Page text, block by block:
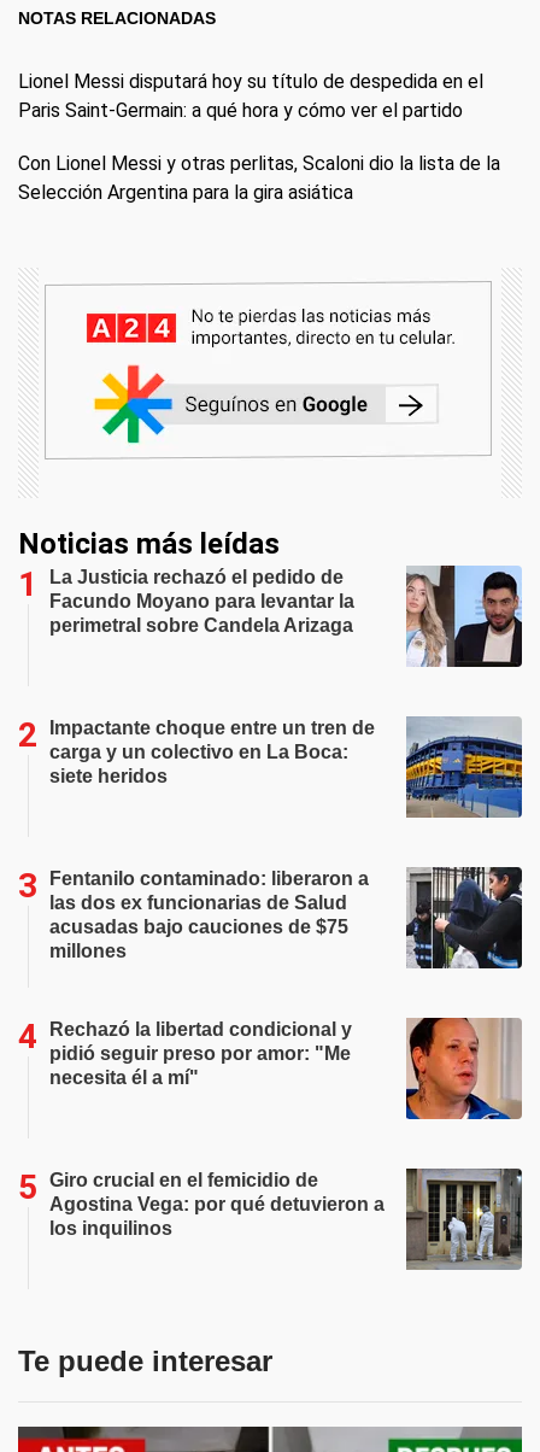
NOTAS RELACIONADAS
Lionel Messi disputará hoy su título de despedida en el
Paris Saint-Germain: a qué hora y cómo ver el partido
Con Lionel Messi y otras perlitas, Scaloni dio la lista de la
Selección Argentina para la gira asiática
Noticias más leídas
La Justicia rechazó el pedido de
Facundo Moyano para levantar la
perimetral sobre Candela Arizaga
Impactante choque entre un tren de
carga y un colectivo en La Boca:
siete heridos
Fentanilo contaminado: liberaron a
las dos ex funcionarias de Salud
acusadas bajo cauciones de $75
millones
Rechazó la libertad condicional y
pidió seguir preso por amor: "Me
necesita él a mí"
Giro crucial en el femicidio de
Agostina Vega: por qué detuvieron a
los inquilinos
Te puede interesar